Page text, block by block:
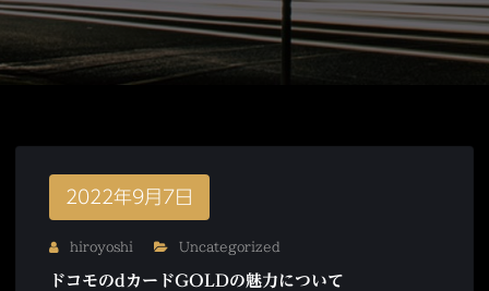
2022年9月7日
hiroyoshi Uncategorized
ドコモのdカードGOLDの魅力について